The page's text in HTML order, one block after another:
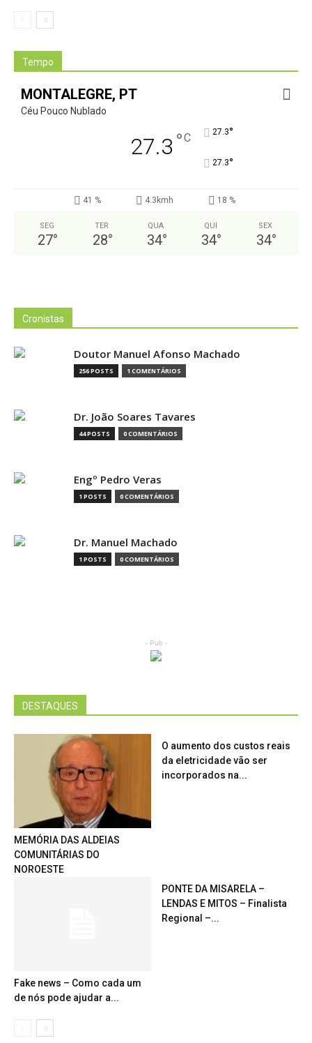
Tempo
MONTALEGRE, PT
Céu Pouco Nublado
27.3 °C 27.3°
27.3°
41 % 4.3kmh 18 %
SEG
27°
TER
28°
QUA
34°
QUI
34°
SEX
34°
Cronistas
Doutor Manuel Afonso Machado
256 POSTS 1 COMENTÁRIOS
Dr. João Soares Tavares
44 POSTS 0 COMENTÁRIOS
Engº Pedro Veras
1 POSTS 0 COMENTÁRIOS
Dr. Manuel Machado
1 POSTS 0 COMENTÁRIOS
- Pub -
DESTAQUES
MEMÓRIA DAS ALDEIAS
COMUNITÁRIAS DO
NOROESTE
O aumento dos custos reais
da eletricidade vão ser
incorporados na...
Fake news – Como cada um
de nós pode ajudar a...
PONTE DA MISARELA –
LENDAS E MITOS – Finalista
Regional –...